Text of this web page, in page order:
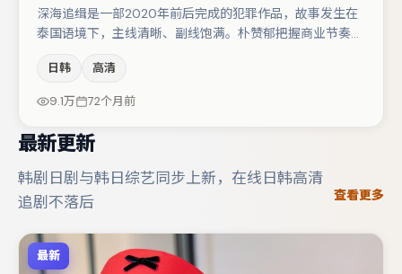
深海追缉是一部2020年前后完成的犯罪作品，故事发生在
泰国语境下，主线清晰、副线饱满。朴赞郁把握商业节奏的
片中承担叙事驱动，段奕宏、肖央分别提供反差与喜剧/悬
疑调剂（视场次而定）。整体完成度较高，适合周末一口气
日韩 高清
9.1万 72个月前
最新更新
韩剧日剧与韩日综艺同步上新，在线日韩高清
追剧不落后
查看更多
最新